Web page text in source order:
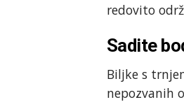
redovito
Sadite
Biljke s
nepozvanih